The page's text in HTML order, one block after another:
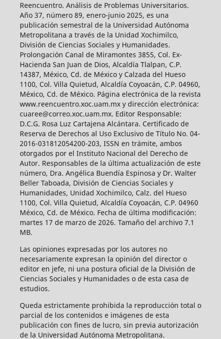
Reencuentro. Análisis de Problemas Universitarios.
Año 37, número 89, enero-junio 2025, es una
publicación semestral de la Universidad Autónoma
Metropolitana a través de la Unidad Xochimilco,
División de Ciencias Sociales y Humanidades.
Prolongación Canal de Miramontes 3855, Col. Ex-
Hacienda San Juan de Dios, Alcaldía Tlalpan, C.P.
14387, México, Cd. de México y Calzada del Hueso
1100, Col. Villa Quietud, Alcaldía Coyoacán, C.P. 04960,
México, Cd. de México. Página electrónica de la revista
www.reencuentro.xoc.uam.mx y dirección electrónica:
cuaree@correo.xoc.uam.mx. Editor Responsable:
D.C.G. Rosa Luz Cartajena Alcántara. Certificado de
Reserva de Derechos al Uso Exclusivo de Título No. 04-
2016-031812054200-203, ISSN en trámite, ambos
otorgados por el Instituto Nacional del Derecho de
Autor. Responsables de la última actualización de este
número, Dra. Angélica Buendía Espinosa y Dr. Walter
Beller Taboada, División de Ciencias Sociales y
Humanidades, Unidad Xochimilco, Calz. del Hueso
1100, Col. Villa Quietud, Alcaldía Coyoacán, C.P. 04960
México, Cd. de México. Fecha de última modificación:
martes 17 de marzo de 2026. Tamaño del archivo 7.1
MB.
Las opiniones expresadas por los autores no
necesariamente expresan la opinión del director o
editor en jefe, ni una postura oficial de la División de
Ciencias Sociales y Humanidades o de esta casa de
estudios.
Queda estrictamente prohibida la reproducción total o
parcial de los contenidos e imágenes de esta
publicación con fines de lucro, sin previa autorización
de la Universidad Autónoma Metropolitana.